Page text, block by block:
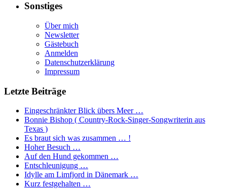
Sonstiges
Über mich
Newsletter
Gästebuch
Anmelden
Datenschutzerklärung
Impressum
Letzte Beiträge
Eingeschränkter Blick übers Meer …
Bonnie Bishop ( Country-Rock-Singer-Songwriterin aus
Texas )
Es braut sich was zusammen … !
Hoher Besuch …
Auf den Hund gekommen …
Entschleunigung …
Idylle am Limfjord in Dänemark …
Kurz festgehalten …